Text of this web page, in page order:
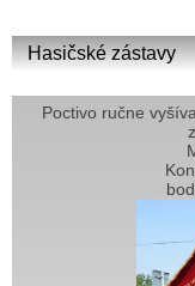
Hasičské zástavy
Poctivo ručne